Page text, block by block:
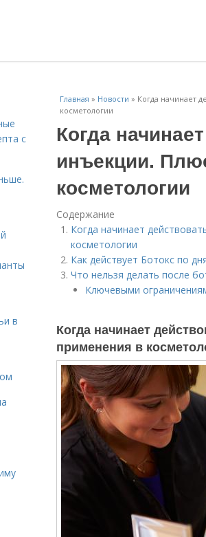
Главная » Новости » Когда начинает
косметологии
Когда
инъекции.
косметологии
Содержание
Когда начинает
косметологии
Как действует Ботокс по
Что нельзя делать после
Ключевыми
Когда начинает
применения в
с
в